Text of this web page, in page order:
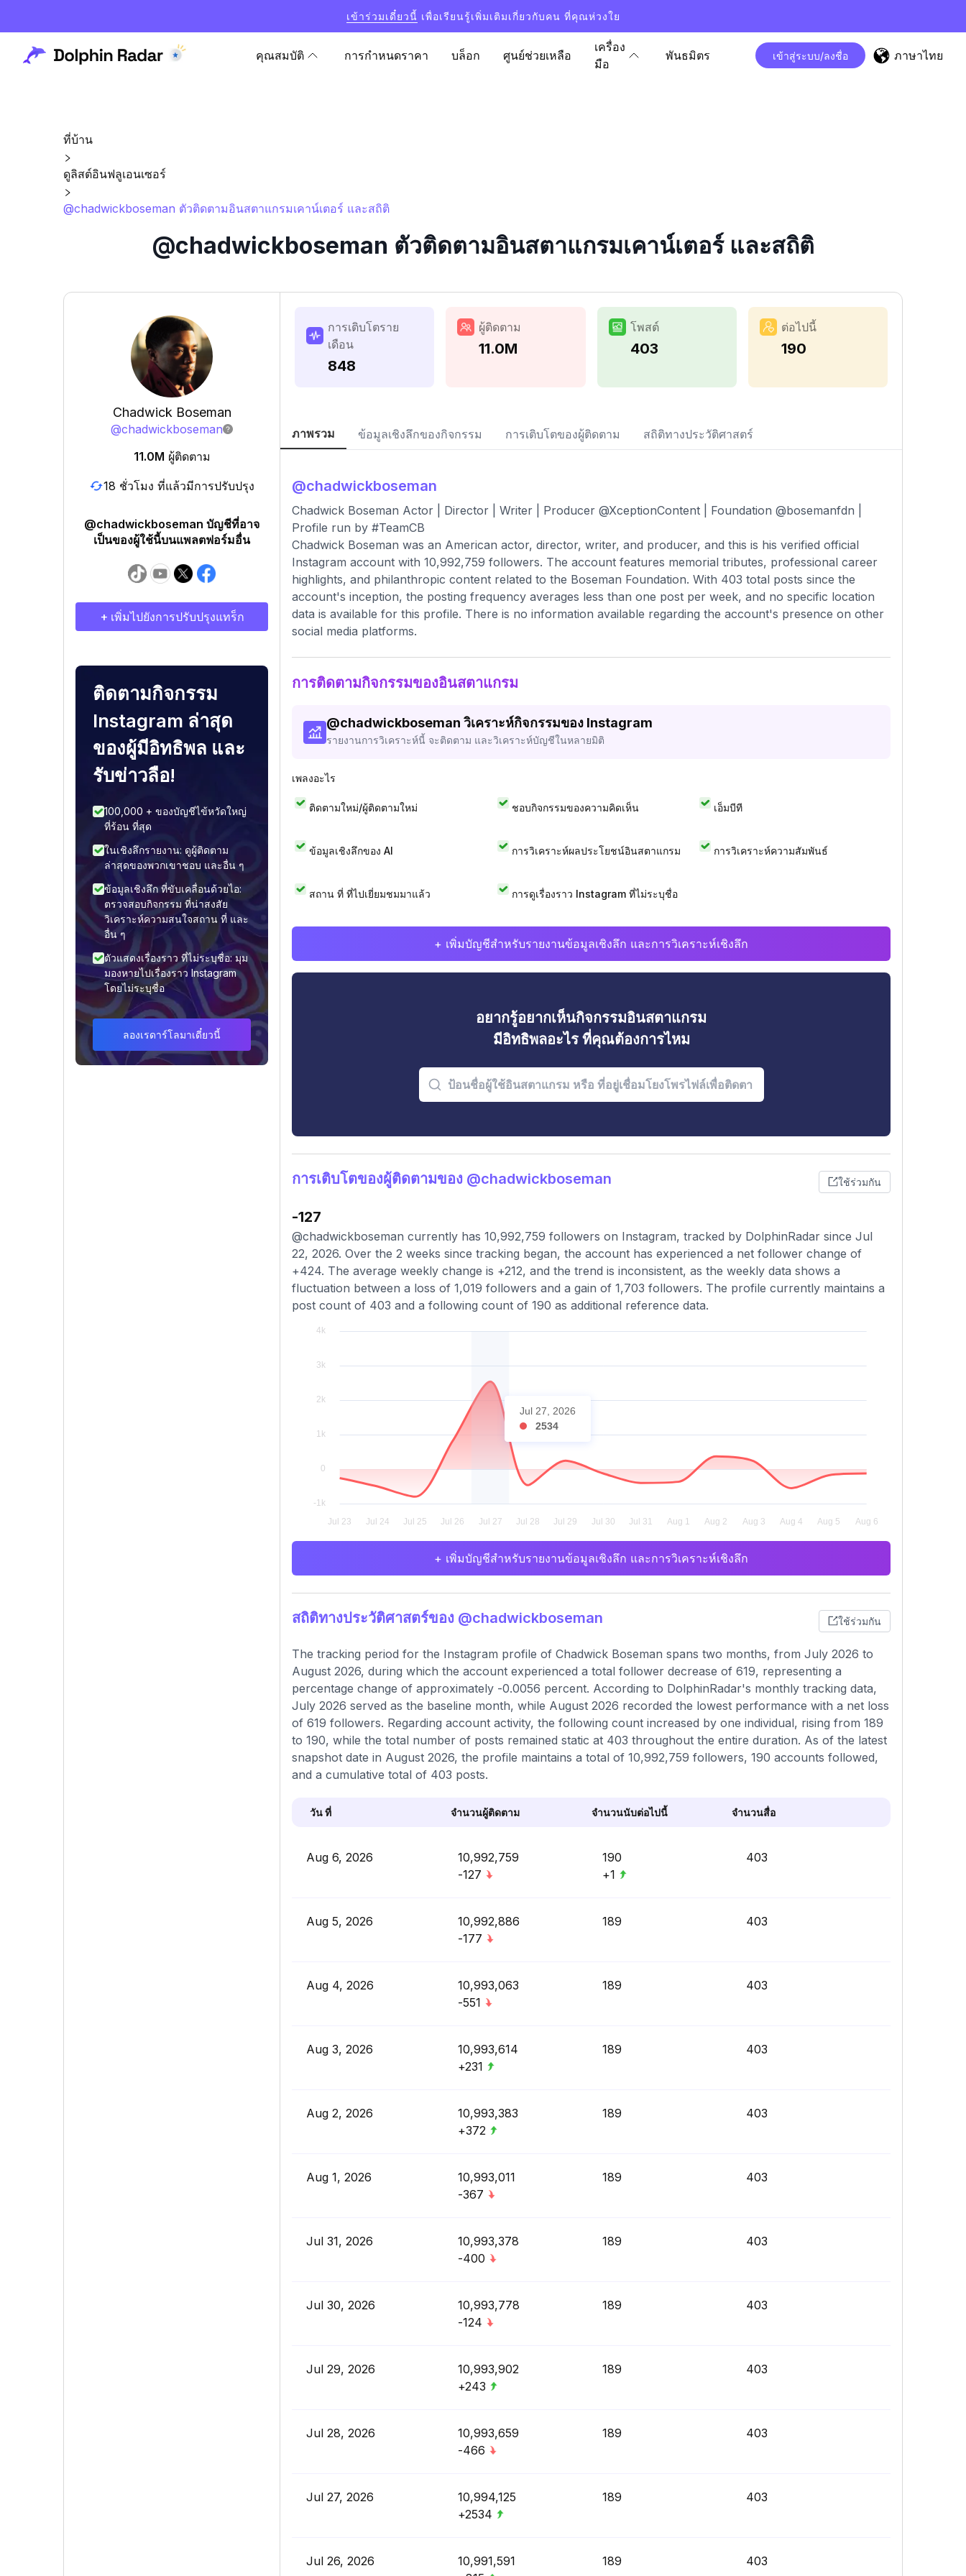
เข้าร่วมเดี๋ยวนี้ เพื่อเรียนรู้เพิ่มเติมเกี่ยวกับคน ที่คุณห่วงใย
คุณสมบัติ การกำหนดราคา บล็อก ศูนย์ช่วยเหลือ
เครื่อง
มือ
พันธมิตร เข้าสู่ระบบ/ลงชื่อ ภาษาไทย
ที่บ้าน
ดูลิสต์อินฟลูเอนเซอร์
@chadwickboseman ตัวติดตามอินสตาแกรมเคาน์เตอร์ และสถิติ
@chadwickboseman ตัวติดตามอินสตาแกรมเคาน์เตอร์ และสถิติ
Chadwick Boseman
@chadwickboseman
11.0M ผู้ติดตาม
18 ชั่วโมง ที่แล้วมีการปรับปรุง
@chadwickboseman บัญชีที่อาจ
เป็นของผู้ใช้นี้บนแพลตฟอร์มอื่น
+ เพิ่มไปยังการปรับปรุงแทร็ก
ติดตามกิจกรรม
Instagram ล่าสุด
ของผู้มีอิทธิพล และ
รับข่าวลือ!
100,000 + ของบัญชีไข้หวัดใหญ่
ที่ร้อน ที่สุด
ในเชิงลึกรายงาน: ดูผู้ติดตาม
ล่าสุดของพวกเขาชอบ และอื่น ๆ
ข้อมูลเชิงลึก ที่ขับเคลื่อนด้วยไอ:
ตรวจสอบกิจกรรม ที่น่าสงสัย
วิเคราะห์ความสนใจสถาน ที่ และ
อื่น ๆ
ตัวแสดงเรื่องราว ที่ไม่ระบุชื่อ: มุม
มองหายไปเรื่องราว Instagram
โดยไม่ระบุชื่อ
ลองเรดาร์โลมาเดี๋ยวนี้
การเติบโตราย
เดือน
848
ผู้ติดตาม
11.0M
โพสต์
403
ต่อไปนี้
190
ภาพรวม ข้อมูลเชิงลึกของกิจกรรม การเติบโตของผู้ติดตาม สถิติทางประวัติศาสตร์
@chadwickboseman
Chadwick Boseman Actor | Director | Writer | Producer @XceptionContent | Foundation @bosemanfdn |
Profile run by #TeamCB
Chadwick Boseman was an American actor, director, writer, and producer, and this is his verified official
Instagram account with 10,992,759 followers. The account features memorial tributes, professional career
highlights, and philanthropic content related to the Boseman Foundation. With 403 total posts since the
account's inception, the posting frequency averages less than one post per week, and no specific location
data is available for this profile. There is no information available regarding the account's presence on other
social media platforms.
การติดตามกิจกรรมของอินสตาแกรม
@chadwickboseman วิเคราะห์กิจกรรมของ Instagram
รายงานการวิเคราะห์นี้ จะติดตาม และวิเคราะห์บัญชีในหลายมิติ
เพลงอะไร
ติดตามใหม่/ผู้ติดตามใหม่ ชอบกิจกรรมของความคิดเห็น เอ็มบีที
ข้อมูลเชิงลึกของ AI การวิเคราะห์ผลประโยชน์อินสตาแกรม การวิเคราะห์ความสัมพันธ์
สถาน ที่ ที่ไปเยี่ยมชมมาแล้ว การดูเรื่องราว Instagram ที่ไม่ระบุชื่อ
+ เพิ่มบัญชีสำหรับรายงานข้อมูลเชิงลึก และการวิเคราะห์เชิงลึก
อยากรู้อยากเห็นกิจกรรมอินสตาแกรม
มีอิทธิพลอะไร ที่คุณต้องการไหม
การเติบโตของผู้ติดตามของ @chadwickboseman ใช้ร่วมกัน
-127
@chadwickboseman currently has 10,992,759 followers on Instagram, tracked by DolphinRadar since Jul
22, 2026. Over the 2 weeks since tracking began, the account has experienced a net follower change of
+424. The average weekly change is +212, and the trend is inconsistent, as the weekly data shows a
fluctuation between a loss of 1,019 followers and a gain of 1,703 followers. The profile currently maintains a
post count of 403 and a following count of 190 as additional reference data.
Jul 27, 2026
2534
+ เพิ่มบัญชีสำหรับรายงานข้อมูลเชิงลึก และการวิเคราะห์เชิงลึก
สถิติทางประวัติศาสตร์ของ @chadwickboseman ใช้ร่วมกัน
The tracking period for the Instagram profile of Chadwick Boseman spans two months, from July 2026 to
August 2026, during which the account experienced a total follower decrease of 619, representing a
percentage change of approximately -0.0056 percent. According to DolphinRadar's monthly tracking data,
July 2026 served as the baseline month, while August 2026 recorded the lowest performance with a net loss
of 619 followers. Regarding account activity, the following count increased by one individual, rising from 189
to 190, while the total number of posts remained static at 403 throughout the entire duration. As of the latest
snapshot date in August 2026, the profile maintains a total of 10,992,759 followers, 190 accounts followed,
and a cumulative total of 403 posts.
วัน ที่ จำนวนผู้ติดตาม จำนวนนับต่อไปนี้ จำนวนสื่อ
Aug 6, 2026
10,992,759
-127
190
+1
403
Aug 5, 2026
10,992,886
-177
189 403
Aug 4, 2026
10,993,063
-551
189 403
Aug 3, 2026
10,993,614
+231
189 403
Aug 2, 2026
10,993,383
+372
189 403
Aug 1, 2026
10,993,011
-367
189 403
Jul 31, 2026
10,993,378
-400
189 403
Jul 30, 2026
10,993,778
-124
189 403
Jul 29, 2026
10,993,902
+243
189 403
Jul 28, 2026
10,993,659
-466
189 403
Jul 27, 2026
10,994,125
+2534
189 403
Jul 26, 2026
10,991,591
189 403